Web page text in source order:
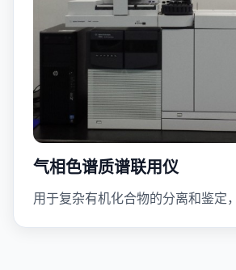
气相色谱质谱联用仪
用于复杂有机化合物的分离和鉴定